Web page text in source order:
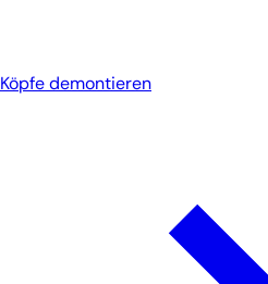
Köpfe demontieren